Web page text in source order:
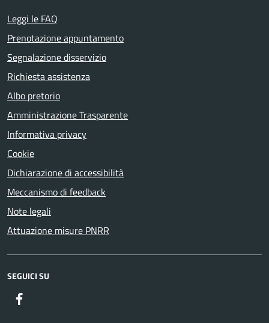
Leggi le FAQ
Prenotazione appuntamento
Segnalazione disservizio
Richiesta assistenza
Albo pretorio
Amministrazione Trasparente
Informativa privacy
Cookie
Dichiarazione di accessibilità
Meccanismo di feedback
Note legali
Attuazione misure PNRR
SEGUICI SU